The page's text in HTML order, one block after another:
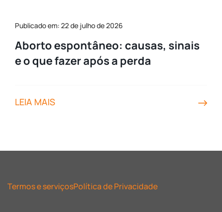
Publicado em: 22 de julho de 2026
Aborto espontâneo: causas, sinais
e o que fazer após a perda
LEIA MAIS
Termos e serviçosPolítica de Privacidade